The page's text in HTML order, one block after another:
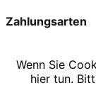
Wenn Sie
hier tun.
Zahlungsarten
© 2026 NOT24